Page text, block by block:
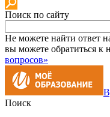
Поиск по сайту
Не можете найти ответ
вы можете обратиться к
вопросов»
Поиск